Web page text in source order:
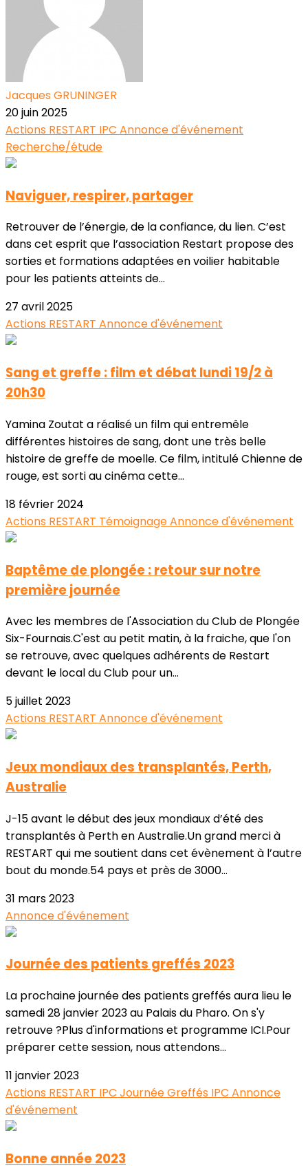
Jacques GRUNINGER
20 juin 2025
Actions RESTART IPC Annonce d'événement
Recherche/étude
Naviguer, respirer, partager
Retrouver de l’énergie, de la confiance, du lien. C’est
dans cet esprit que l’association Restart propose des
sorties et formations adaptées en voilier habitable
pour les patients atteints de...
27 avril 2025
Actions RESTART Annonce d'événement
Sang et greffe : film et débat lundi 19/2 à
20h30
Yamina Zoutat a réalisé un film qui entremêle
différentes histoires de sang, dont une très belle
histoire de greffe de moelle. Ce film, intitulé Chienne de
rouge, est sorti au cinéma cette...
18 février 2024
Actions RESTART TémoignageAnnonce d'événement
Baptême de plongée : retour sur notre
première journée
Avec les membres de l'Association du Club de Plongée
Six-Fournais.C'est au petit matin, à la fraiche, que l'on
se retrouve, avec quelques adhérents de Restart
devant le local du Club pour un...
5 juillet 2023
Actions RESTART Annonce d'événement
Jeux mondiaux des transplantés, Perth,
Australie
J-15 avant le début des jeux mondiaux d’été des
transplantés à Perth en Australie.Un grand merci à
RESTART qui me soutient dans cet évènement à l’autre
bout du monde.54 pays et près de 3000...
31 mars 2023
Annonce d'événement
Journée des patients greffés 2023
La prochaine journée des patients greffés aura lieu le
samedi 28 janvier 2023 au Palais du Pharo. On s'y
retrouve ?Plus d'informations et programme ICI.Pour
préparer cette session, nous attendons...
11 janvier 2023
Actions RESTART IPC Journée Greffés IPC Annonce
d'événement
Bonne année 2023